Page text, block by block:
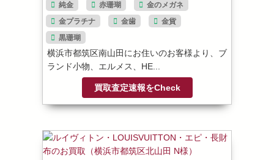
純金
赤珊瑚
金のメガネ
金プラチナ
金歯
金貨
黒珊瑚
横浜市都筑区南山田にお住いのお客様より、ブ
ランド小物、エルメス、HE...
買取査定速報をCheck